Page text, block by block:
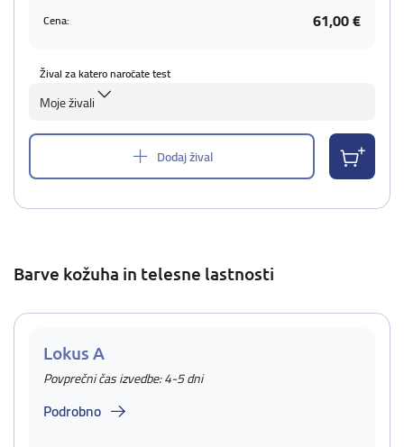
Cena: 61,00 €
Žival za katero naročate test
Moje živali
Dodaj žival
Barve kožuha in telesne lastnosti
Lokus A
Povprečni čas izvedbe: 4-5 dni
Podrobno